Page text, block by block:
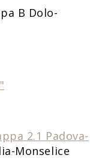
B Dolo-
2.1 Padova-
Monselice